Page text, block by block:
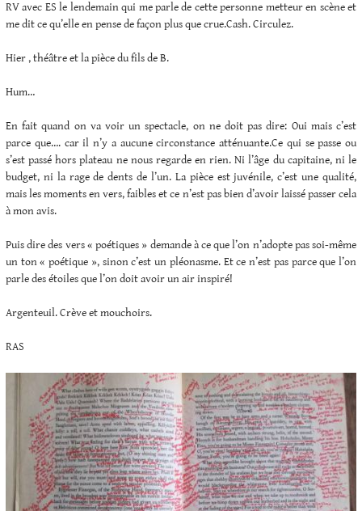
RV avec ES le lendemain qui me parle de cette personne metteur en scène et
me dit ce qu’elle en pense de façon plus que crue.Cash. Circulez.
Hier , théâtre et la pièce du fils de B.
Hum…
En fait quand on va voir un spectacle, on ne doit pas dire: Oui mais c’est
parce que…. car il n’y a aucune circonstance atténuante.Ce qui se passe ou
s’est passé hors plateau ne nous regarde en rien. Ni l’âge du capitaine, ni le
budget, ni la rage de dents de l’un. La pièce est juvénile, c’est une qualité,
mais les moments en vers, faibles et ce n’est pas bien d’avoir laissé passer cela
à mon avis.
Puis dire des vers « poétiques » demande à ce que l’on n’adopte pas soi-même
un ton « poétique », sinon c’est un pléonasme. Et ce n’est pas parce que l’on
parle des étoiles que l’on doit avoir un air inspiré!
Argenteuil. Crève et mouchoirs.
RAS